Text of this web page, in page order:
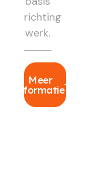
richting
werk.
Meer
informatie